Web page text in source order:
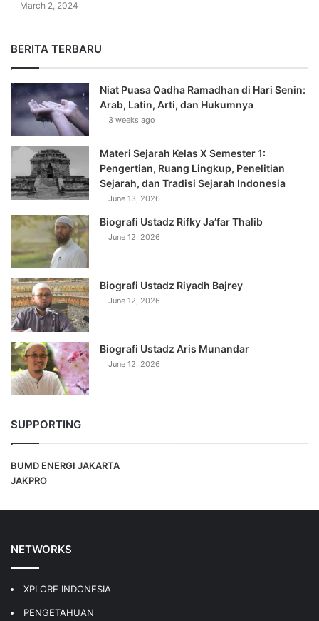
March 2, 2024
BERITA TERBARU
Niat Puasa Qadha Ramadhan di Hari Senin:
Arab, Latin, Arti, dan Hukumnya
3 weeks ago
Materi Sejarah Kelas X Semester 1:
Pengertian, Ruang Lingkup, Penelitian
Sejarah, dan Tradisi Sejarah Indonesia
June 13, 2026
Biografi Ustadz Rifky Ja’far Thalib
June 12, 2026
Biografi Ustadz Riyadh Bajrey
June 12, 2026
Biografi Ustadz Aris Munandar
June 12, 2026
SUPPORTING
BUMD ENERGI JAKARTA
JAKPRO
NETWORKS
XPLORE INDONESIA
PENGETAHUAN